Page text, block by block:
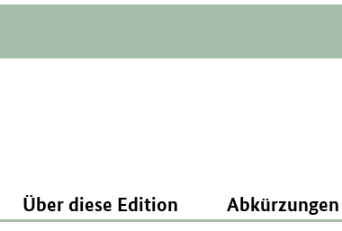
Über diese Edition Abkürzungen